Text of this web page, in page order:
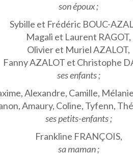
son époux ;
Sybille et Frédéric BOUC-
Magali et Laurent RAGOT,
Olivier et Muriel AZALOT,
Fanny AZALOT et Christophe
ses enfants ;
Alexandre, Camille,
Amaury, Coline, Tyfenn,
ses petits-enfants ;
Frankline FRANÇOIS,
sa maman ;